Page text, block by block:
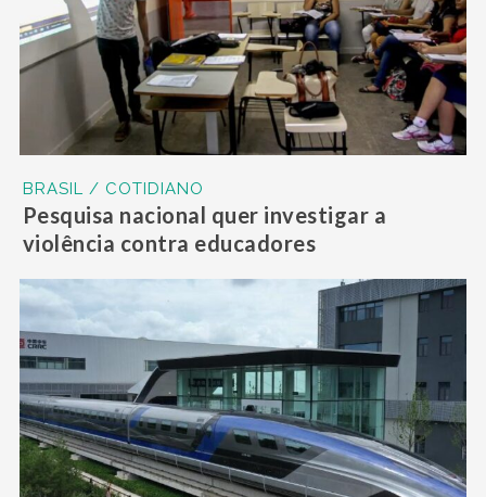
BRASIL / COTIDIANO
Pesquisa nacional quer investigar a
violência contra educadores